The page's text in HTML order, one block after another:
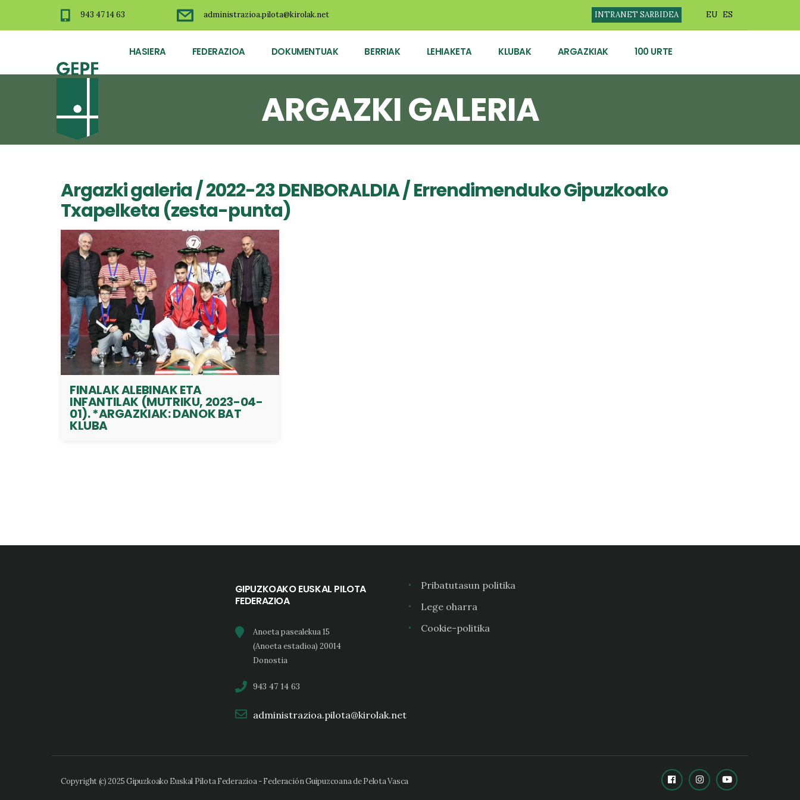
943 47 14 63 administrazioa.pilota@kirolak.net INTRANET SARBIDEA EU ES
HASIERA FEDERAZIOA DOKUMENTUAK BERRIAK LEHIAKETA KLUBAK ARGAZKIAK 100 URTE
ARGAZKI GALERIA
Argazki galeria/2022-23 DENBORALDIA/ Errendimenduko Gipuzkoako
Txapelketa (zesta-punta)
FINALAK ALEBINAK ETA
INFANTILAK (MUTRIKU, 2023-04-
01). *ARGAZKIAK: DANOK BAT
KLUBA
GIPUZKOAKO EUSKAL PILOTA
FEDERAZIOA
Anoeta pasealekua 15
(Anoeta estadioa) 20014
Donostia
943 47 14 63
administrazioa.pilota@kirolak.net
Pribatutasun politika
Lege oharra
Cookie-politika
Copyright (c) 2025 Gipuzkoako Euskal Pilota Federazioa - Federación Guipuzcoana de Pelota Vasca